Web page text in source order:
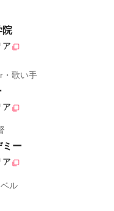
院
ア
・歌い手
ア
ミー
ア
ル